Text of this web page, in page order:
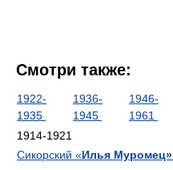
Смотри также:
1922-
1935
1936-
1945
1946-
1961
1914-1921
Сикорский «Илья Муромец»